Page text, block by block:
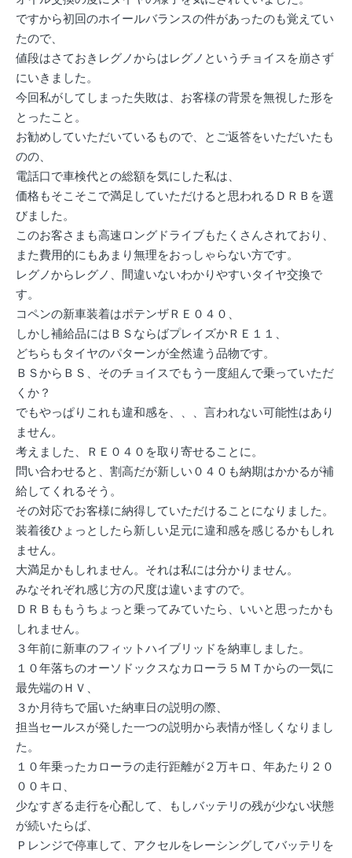
ですから初回のホイールバランスの件があったのも覚えてい
たので、
値段はさておきレグノからはレグノというチョイスを崩さず
にいきました。
今回私がしてしまった失敗は、お客様の背景を無視した形を
とったこと。
お勧めしていただいているもので、とご返答をいただいたも
のの、
電話口で車検代との総額を気にした私は、
価格もそこそこで満足していただけると思われるＤＲＢを選
びました。
このお客さまも高速ロングドライブもたくさんされており、
また費用的にもあまり無理をおっしゃらない方です。
レグノからレグノ、間違いないわかりやすいタイヤ交換で
す。
コペンの新車装着はポテンザＲＥ０４０、
しかし補給品にはＢＳならばプレイズかＲＥ１１、
どちらもタイヤのパターンが全然違う品物です。
ＢＳからＢＳ、そのチョイスでもう一度組んで乗っていただ
くか？
でもやっぱりこれも違和感を、、、言われない可能性はあり
ません。
考えました、ＲＥ０４０を取り寄せることに。
問い合わせると、割高だが新しい０４０も納期はかかるが補
給してくれるそう。
その対応でお客様に納得していただけることになりました。
装着後ひょっとしたら新しい足元に違和感を感じるかもしれ
ません。
大満足かもしれません。それは私には分かりません。
みなそれぞれ感じ方の尺度は違いますので。
ＤＲＢももうちょっと乗ってみていたら、いいと思ったかも
しれません。
３年前に新車のフィットハイブリッドを納車しました。
１０年落ちのオーソドックスなカローラ５ＭＴからの一気に
最先端のＨＶ、
３か月待ちで届いた納車日の説明の際、
担当セールスが発した一つの説明から表情が怪しくなりまし
た。
１０年乗ったカローラの走行距離が２万キロ、年あたり２０
００キロ、
少なすぎる走行を心配して、もしバッテリの残が少ない状態
が続いたらば、
Ｐレンジで停車して、アクセルをレーシングしてバッテリを